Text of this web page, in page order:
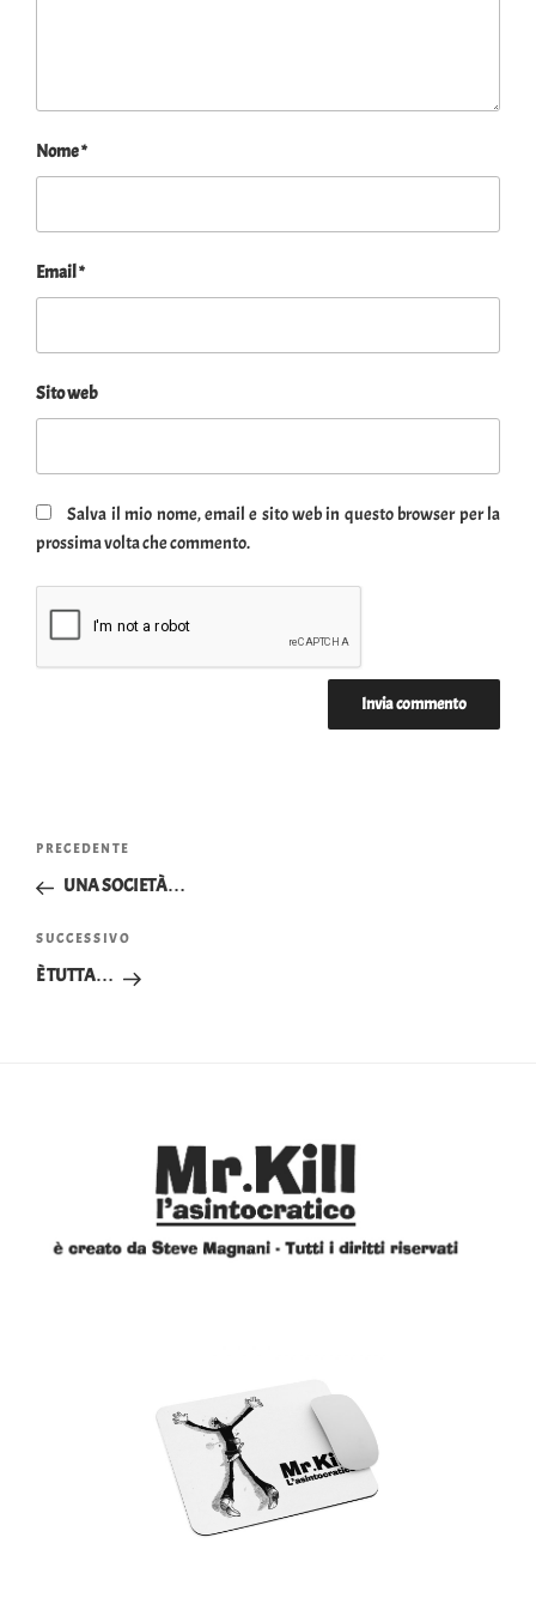
Nome*
Email*
Sito web
Salva il mio nome, email e sito web in questo browser per la
prossima volta che commento.
Articolo
precedente:
PRECEDENTE
UNA SOCIETÀ…
Articolo
successivo
SUCCESSIVO
È TUTTA…